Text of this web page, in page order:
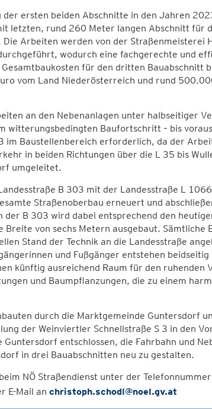
der ersten beiden Abschnitte in den Jahren
letzten, rund 260 Meter langen Abschnitt für
Die Arbeiten werden von der Straßenmeisterei
wodurch eine fachgerechte und
für den dritten Bauabschnitt
vom Land Niederösterreich und rund
an den Nebenanlagen unter halbseitiger
witterungsbedingten Baufortschritt – bis
im Baustellenbereich erforderlich, da der
in beiden Richtungen über die L 35 bis
umgeleitet.
B 303 mit der Landesstraße L
Straßenoberbau erneuert und
der B 303 wird dabei entsprechend den
Breite von sechs Metern ausgebaut. Sämtliche
Stand der Technik an die Landesstraße
und Fußgänger entstehen
künftig ausreichend Raum für den ruhenden
und Baumpflanzungen, die zu einem
durch die Marktgemeinde Guntersdorf
der Weinviertler Schnellstraße S 3 in den
Guntersdorf entschlossen, die Fahrbahn und
in drei Bauabschnitten neu zu gestalten.
NÖ Straßendienst unter der
E-Mail an christoph.schodl@noel.gv.at